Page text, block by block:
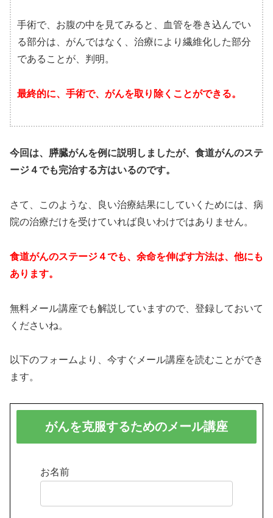
手術で、お腹の中を見てみると、血管を巻き込んでい
る部分は、がんではなく、治療により繊維化した部分
であることが、判明。
最終的に、手術で、がんを取り除くことができる。
今回は、膵臓がんを例に説明しましたが、食道がんのステ
ージ４でも完治する方はいるのです。
さて、このような、良い治療結果にしていくためには、病
院の治療だけを受けていれば良いわけではありません。
食道がんのステージ４でも、余命を伸ばす方法は、他にも
あります。
無料メール講座でも解説していますので、登録しておいて
くださいね。
以下のフォームより、今すぐメール講座を読むことができ
ます。
がんを克服するためのメール講座
お名前